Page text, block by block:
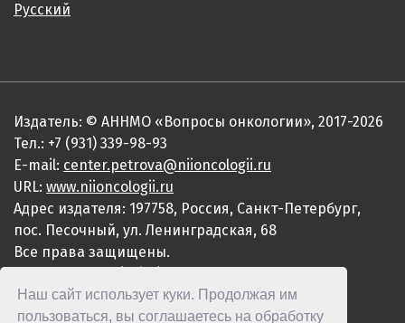
Наш сайт использует куки. Продолжая им
пользоваться, вы соглашаетесь на обработку
Русский
Издатель: © АННМО «Вопросы онкологии», 2017-2026
Тел.: +7 (931) 339-98-93
E-mail: center.petrova@niioncologii.ru
URL: www.niioncologii.ru
Адрес издателя: 197758, Россия, Санкт-Петербург,
пос. Песочный, ул. Ленинградская, 68
Все права защищены.
ISSN 2949-4915 (Online)